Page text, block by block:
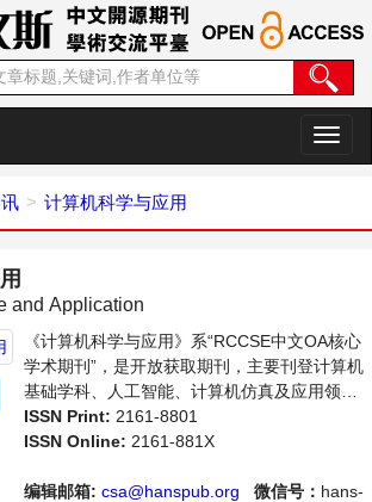
切
换
计算机科学与应用
and Application
《计算机科学与应用》系“RCCSE中文OA核心
学术期刊”，是开放获取期刊，主要刊登计算机
基础学科、人工智能、计算机仿真及应用领域
内最新技术及成果展示的相关论文。本刊支持
思想创新、学术创新，倡导科学，繁荣学术，
的科学家、学者、科研人员提供一个传播、分
ISSN Print: 2161-8801
ISSN Online: 2161-881X
编辑邮箱: csa@hanspub.org 微信号： hans-